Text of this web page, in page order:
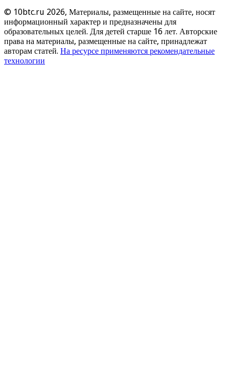
© 10btc.ru 2026, Материалы, размещенные на сайте, носят
информационный характер и предназначены для
образовательных целей. Для детей старше 16 лет. Авторские
права на материалы, размещенные на сайте, принадлежат
авторам статей. На ресурсе применяются рекомендательные
технологии